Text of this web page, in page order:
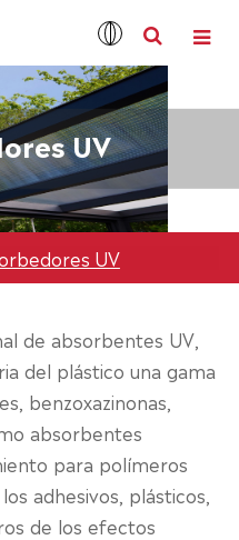
UV
UV
de absorbentes UV,
del plástico una gama
benzoxazinonas,
absorbentes
para polímeros
adhesivos, plásticos,
de los efectos